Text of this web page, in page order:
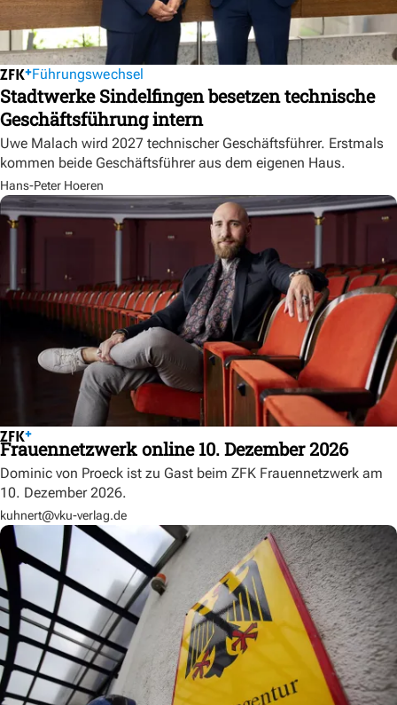
Führungswechsel
Stadtwerke Sindelfingen besetzen technische
Geschäftsführung intern
Uwe Malach wird 2027 technischer Geschäftsführer. Erstmals
kommen beide Geschäftsführer aus dem eigenen Haus.
Hans-Peter Hoeren
Frauennetzwerk online 10. Dezember 2026
Dominic von Proeck ist zu Gast beim ZFK Frauennetzwerk am
10. Dezember 2026.
kuhnert@vku-verlag.de